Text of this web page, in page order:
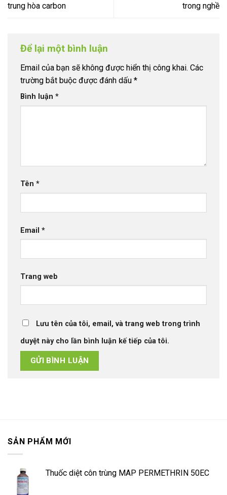
trung hòa carbon
trong nghề
Để lại một bình luận
Email của bạn sẽ không được hiển thị công khai. Các
trường bắt buộc được đánh dấu *
Bình luận *
Tên *
Email *
Trang web
Lưu tên của tôi, email, và trang web trong trình
duyệt này cho lần bình luận kế tiếp của tôi.
SẢN PHẨM MỚI
Thuốc diệt côn trùng MAP PERMETHRIN 50EC